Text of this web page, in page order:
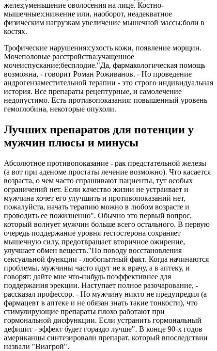
желез;уменьшение оволосения на лице. Костно-
мышечные:снижение или, наоборот, неадекватное
физическим нагрузкам увеличение мышечной массы;боли в
костях.
Трофические нарушения:сухость кожи, появление морщин.
Мочеполовые расстройства:учащенное
мочеиспускание;бесплодие."Да, фармакологическая помощь
возможна, - говорит Роман Роживанов. - Но проведение
андрогензаместительной терапии - это строго индивидуальная
история. Все препараты рецептурные, и самолечение
недопустимо. Есть противопоказания: повышенный уровень
гемоглобина, некоторые опухоли.
Лучших препаратов для потенции у
мужчин плюсы и минусы
Абсолютное противопоказание - рак предстательной железы
(а вот при аденоме простаты лечение возможно). Что касается
возраста, о чем часто спрашивают пациенты, тут особых
ограничений нет. Если качество жизни не устраивает и
мужчина хочет его улучшить и противопоказаний нет,
пожалуйста, начать терапию можно в любом возрасте и
проводить ее пожизненно". Обычно это первый вопрос,
который волнует мужчин больше всего остального. В первую
очередь поддержание уровня тестостерона сохраняет
мышечную силу, предотвращает вторичное ожирение,
улучшает обмен веществ."По поводу восстановления
сексуальной функции - любопытный факт. Когда начинаются
проблемы, мужчины часто идут не к врачу, а в аптеку, и
говорят: дайте мне что-нибудь поэффективнее для
поддержания эрекции. Наступает полное разочарование, -
рассказал профессор. - Но мужчину никто не предупредил (а
фармацевт в аптеке и не обязан знать такие тонкости), что
стимулирующие препараты плохо работают при
гормональной дисфункции. Если устранить гормональный
дефицит - эффект будет гораздо лучше". В конце 90-х годов
американцы синтезировали препарат, который впоследствии
назвали "Виагрой".